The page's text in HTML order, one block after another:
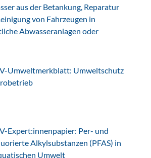
aus der Betankung, Reparatur
von Fahrzeugen in
Abwasseranlagen oder
Umweltmerkblatt: Umweltschutz
Expert:innenpapier: Per- und
Alkylsubstanzen (PFAS) in
Umwelt